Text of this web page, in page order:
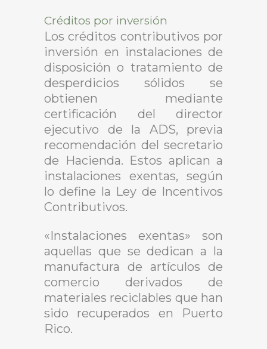
Créditos por inversión
Los créditos contributivos por
inversión en instalaciones de
disposición o tratamiento de
desperdicios sólidos se
obtienen mediante
certificación del director
ejecutivo de la ADS, previa
recomendación del secretario
de Hacienda. Estos aplican a
instalaciones exentas, según
lo define la Ley de Incentivos
Contributivos.
«Instalaciones exentas» son
aquellas que se dedican a la
manufactura de artículos de
comercio derivados de
materiales reciclables que han
sido recuperados en Puerto
Rico.